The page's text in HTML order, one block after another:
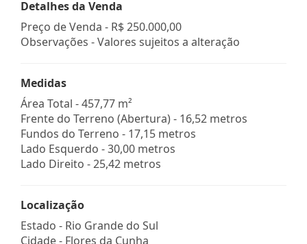
Detalhes da Venda
Preço de Venda - R$ 250.000,00
Observações - Valores sujeitos a alteração
Medidas
Área Total - 457,77 m²
Frente do Terreno (Abertura) - 16,52 metros
Fundos do Terreno - 17,15 metros
Lado Esquerdo - 30,00 metros
Lado Direito - 25,42 metros
Localização
Estado - Rio Grande do Sul
Cidade - Flores da Cunha